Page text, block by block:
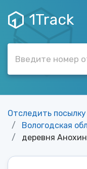
1Track
Отследить посылку
Вологодская
деревня